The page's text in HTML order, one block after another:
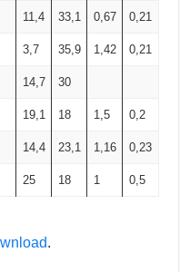
11,4 33,1 0,67 0,21
3,7 35,9 1,42 0,21
14,7 30
19,1 18 1,5 0,2
14,4 23,1 1,16 0,23
25 18 1 0,5
.